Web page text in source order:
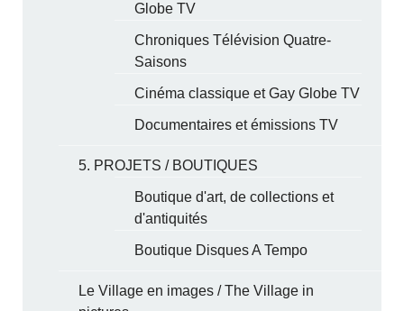
Globe TV
Chroniques Télévision Quatre-
Saisons
Cinéma classique et Gay Globe TV
Documentaires et émissions TV
5. PROJETS / BOUTIQUES
Boutique d'art, de collections et
d'antiquités
Boutique Disques A Tempo
Le Village en images / The Village in